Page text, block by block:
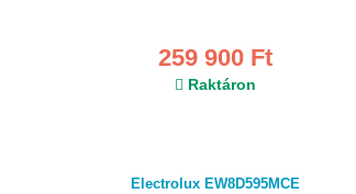
259 900 Ft
Raktáron
Electrolux EW8D595MCE